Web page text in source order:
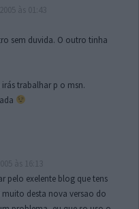
sem duvida. O outro tinha
trabalhar p o msn.
pelo exelente blog que tens
desta nova versao do